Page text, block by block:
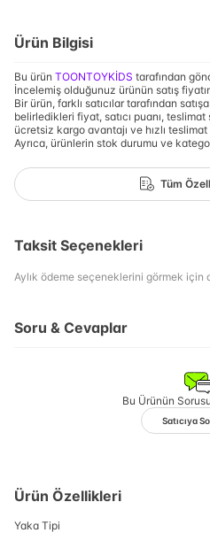
Ürün Bilgisi
Bu ürün TOONTOYKİDS tarafından
İncelemiş olduğunuz ürünün satış
Bir ürün, farklı satıcılar tarafından
belirledikleri fiyat, satıcı puanı,
ücretsiz kargo avantajı ve hızlı
Ayrıca, ürünlerin stok durumu ve
Tüm
Taksit Seçenekleri
Aylık ödeme seçeneklerini görmek için
Soru & Cevaplar
Bu Ürünün
Satıcıya
Ürün Özellikleri
Yaka Tipi